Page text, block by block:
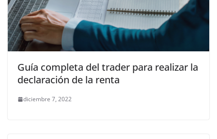
Guía completa del trader para realizar la
declaración de la renta
diciembre 7, 2022